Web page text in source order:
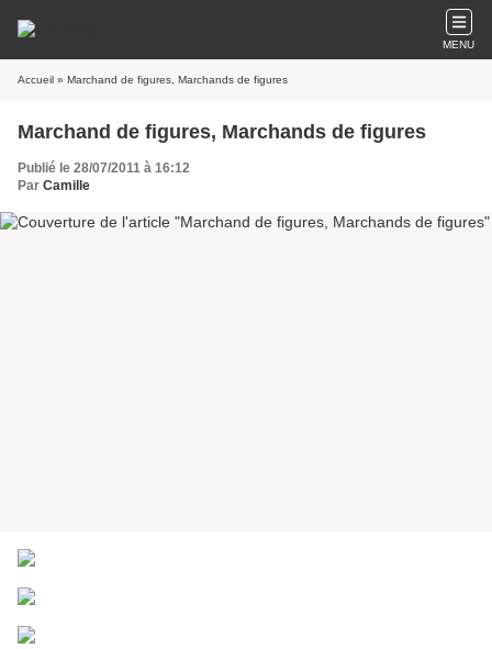
MENU
Accueil » Marchand de figures, Marchands de figures
Marchand de figures, Marchands de figures
Publié le 28/07/2011 à 16:12
Par Camille